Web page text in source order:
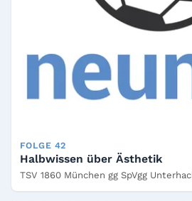
FOLGE 42
Halbwissen über Ästhetik
TSV 1860 München gg SpVgg